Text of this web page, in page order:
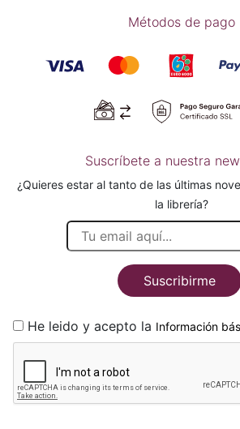
Métodos de pago
Suscríbete a nuestra
¿Quieres estar al tanto de las últimas
la librería?
Suscribirme
He leido y acepto la Información